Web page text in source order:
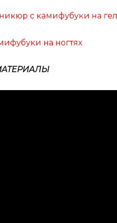
с камифубуки на
на ногтях